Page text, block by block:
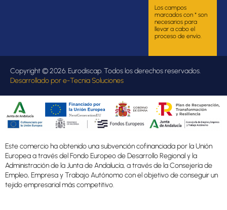
Los campos
marcados con * son
necesarios para
llevar a cabo el
proceso de envío.
Copyright © 2026. Eurodiscap. Todos los derechos reservados.
Desarrollado pore-Tecnia Soluciones
Este comercio ha obtenido una subvención cofinanciada por la Unión
Europea a través del Fondo Europeo de Desarrollo Regional y la
Administración de la Junta de Andalucía, a través de la Consejería de
Empleo, Empresa y Trabajo Autónomo con el objetivo de conseguir un
tejido empresarial más competitivo.